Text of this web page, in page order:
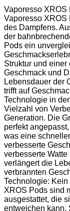
Vaporesso XROS
Vaporesso XROS
des Dampfens.
der
Pods ein
Struktur und
Geschmack und
Lebensdauer der
trifft auf
Technologie in
Vielzahl von
Generation. Die
perfekt
was eine
verbesserte
verbesserte
verlängert die
verbrannten
Technologie:
XROS Pods sind
ausgestattet, die
entweichen kann.